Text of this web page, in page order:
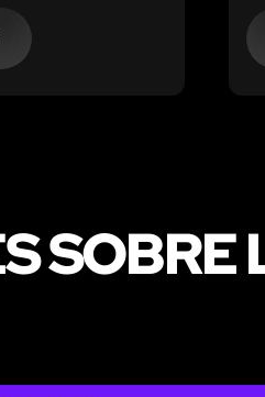
macabras…
es la clave para
Escape Room.
SOBRE